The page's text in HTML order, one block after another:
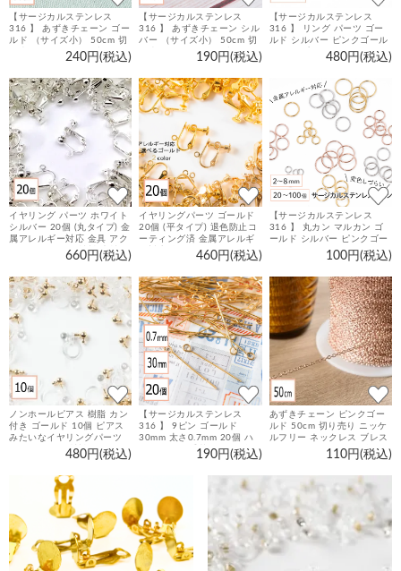
【サージカルステンレス
316 】 あずきチェーン ゴー
ルド （サイズ小） 50cm 切
り売り ネックレス ブレスレ
ット 金属アレルギー対策 ア
240円(税込)
【サージカルステンレス
316 】 あずきチェーン シル
バー （サイズ小） 50cm 切
り売り ネックレス ブレスレ
ット 金属アレルギー対策 ア
190円(税込)
【サージカルステンレス
316 】 リング パーツ ゴー
ルド シルバー ピンクゴール
ド タイプA 4mm / 6mm /
8mm 4個～10個 指輪 台座
480円(税込)
イヤリング パーツ ホワイト
シルバー 20個 (丸タイプ) 金
属アレルギー対応 金具 アク
セサリーパーツ 材料 素材
660円(税込)
イヤリングパーツ ゴールド
20個 (平タイプ) 退色防止コ
ーティング済 金属アレルギ
ー対応 金具 アクセサリーパ
ーツ 材料 素材460円(税込)
【サージカルステンレス
316 】 丸カン マルカン ゴ
ールド シルバー ピンクゴー
ルド 2mm 3mm 4mm 5mm
6mm 7mm 8mm ／20個～
具
100円(税込)
ノンホールピアス 樹脂 カン
付き ゴールド 10個 ピアス
みたいなイヤリングパーツ
ハンドメイド 材料 アクセサ
480円(税込)
【サージカルステンレス
316 】 9ピン ゴールド
30mm 太さ0.7mm 20個 ハ
ンドメイド 手芸 パーツ 金属
アレルギー対策 アクセサリ
190円(税込)
あずきチェーン ピンクゴー
ルド 50cm 切り売り ニッケ
ルフリー ネックレス ブレス
レット ピアス パーツ 金具
素材 アクセサリーパーツ
110円(税込)